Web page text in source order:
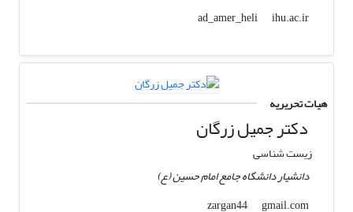
ad_amer_heli
ihu.ac.ir
هیات تحریریه
دکتر جمیل زرگان
زیست شناسی
دانشیار دانشگاه جامع امام حسین (ع)
zargan44
gmail.com